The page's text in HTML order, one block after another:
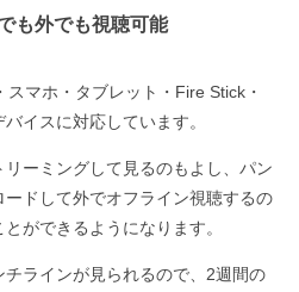
も外でも視聴可能
マホ・タブレット・Fire Stick・
イスに対応しています。
ーミングして見るのもよし、パン
ドして外でオフライン視聴するの
ができるようになります。
ラインが見られるので、2週間の